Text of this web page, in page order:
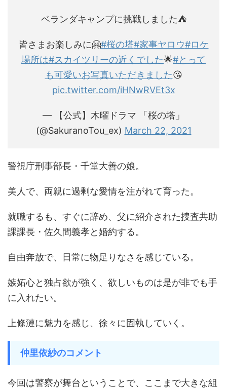
ベランダキャンプに挑戦しました⛺️
皆さまお楽しみに🤗#桜の塔#家事ヤロウ#ロケ
場所は#スカイツリーの近くでした🌟#とって
も可愛いお写真いただきました😘
pic.twitter.com/iHNwRVEt3x
— 【公式】木曜ドラマ 「桜の塔」
(@SakuranoTou_ex) March 22, 2021
警視庁刑事部長・千堂大善の娘。
美人で、両親に過剰な愛情を注がれて育った。
就職するも、すぐに辞め、父に紹介された捜査共助
課課長・佐久間義孝と婚約する。
自由奔放で、日常に物足りなさを感じている。
嫉妬心と独占欲が強く、欲しいものは是が非でも手
に入れたい。
上條漣に魅力を感じ、徐々に固執していく。
仲里依紗のコメント
今回は警察が舞台ということで、ここまで大きな組